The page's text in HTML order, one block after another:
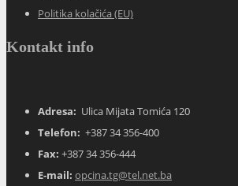
Politika kolačića (EU)
Kontakt info
Adresa: Ulica Mijata Tomića 120
Telefon: +387 34 356-400
Fax: +387 34 356-444
E-mail: opcina.tg@tel.net.ba